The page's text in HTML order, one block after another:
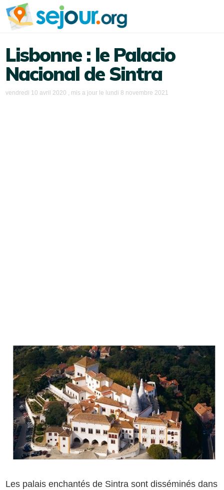
Lisbonne : le Palacio
Nacional de Sintra
vendredi 10 avril 2020 , mis a jour le lundi 8 novembre 2021
Les palais enchantés de Sintra sont disséminés dans